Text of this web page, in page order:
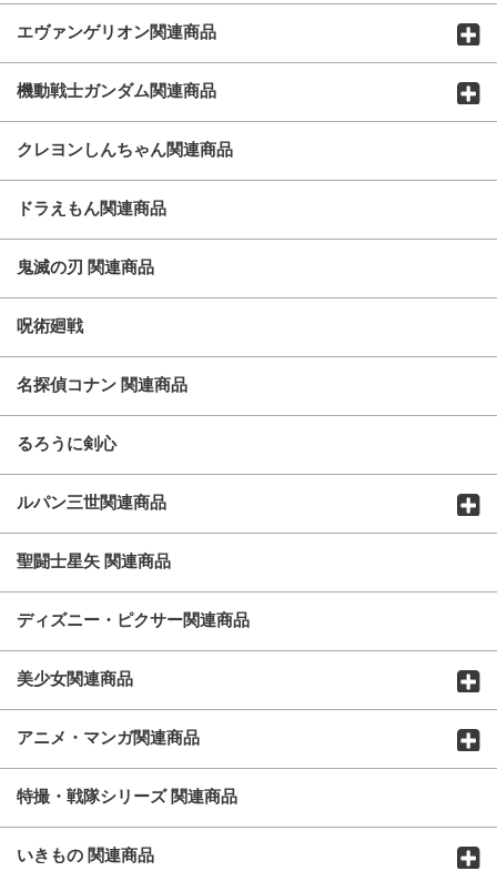
エヴァンゲリオン関連商品
機動戦士ガンダム関連商品
クレヨンしんちゃん関連商品
ドラえもん関連商品
鬼滅の刃 関連商品
呪術廻戦
名探偵コナン 関連商品
るろうに剣心
ルパン三世関連商品
聖闘士星矢 関連商品
ディズニー・ピクサー関連商品
美少女関連商品
アニメ・マンガ関連商品
特撮・戦隊シリーズ 関連商品
いきもの 関連商品